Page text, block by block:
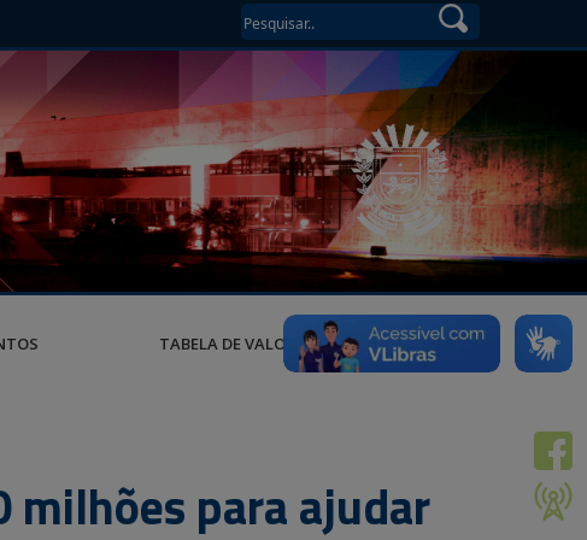
TABELA DE VALORES
milhões para ajudar